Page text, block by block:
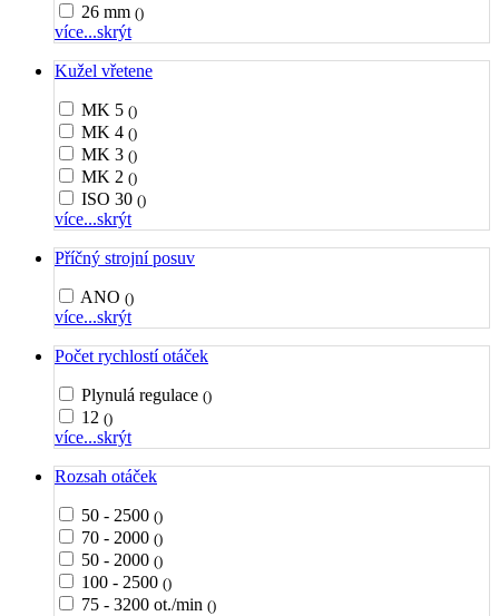
26 mm ()
více...skrýt
Kužel vřetene
MK 5 ()
MK 4 ()
MK 3 ()
MK 2 ()
ISO 30 ()
více...skrýt
Příčný strojní posuv
ANO ()
více...skrýt
Počet rychlostí otáček
Plynulá regulace ()
12 ()
více...skrýt
Rozsah otáček
50 - 2500 ()
70 - 2000 ()
50 - 2000 ()
100 - 2500 ()
75 - 3200 ot./min ()